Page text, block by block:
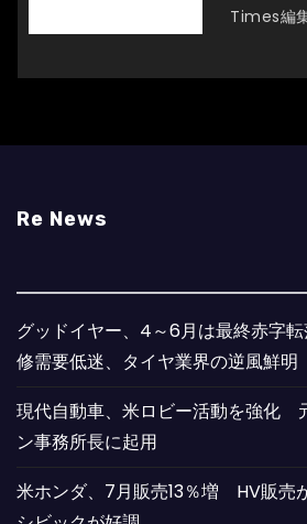
Times編
Re News
グッドイヤー、4～6月は最終赤字
修需要低迷、タイヤ業界の逆風鮮明
現代自動車、米ロビー活動を強化
ン事務所長に起用
米ホンダ、7月販売13％増 HV販売